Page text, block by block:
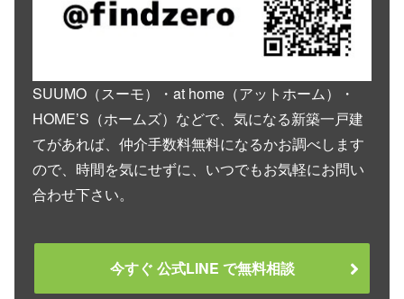
SUUMO（スーモ）・at home（アットホーム）・
HOME’S（ホームズ）などで、気になる新築一戸建
てがあれば、仲介手数料無料になるかお調べします
ので、時間を気にせずに、いつでもお気軽にお問い
合わせ下さい。
今すぐ 公式LINE で無料相談